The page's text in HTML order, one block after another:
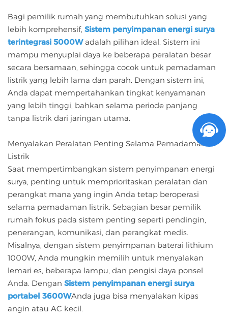
Bagi pemilik rumah yang membutuhkan solusi yang
lebih komprehensif, Sistem penyimpanan energi surya
terintegrasi 5000Wadalah pilihan ideal. Sistem ini
mampu menyuplai daya ke beberapa peralatan besar
secara bersamaan, sehingga cocok untuk pemadaman
listrik yang lebih lama dan parah. Dengan sistem ini,
Anda dapat mempertahankan tingkat kenyamanan
yang lebih tinggi, bahkan selama periode panjang
tanpa listrik dari jaringan utama.
Menyalakan Peralatan Penting Selama Pemadaman
Listrik
Saat mempertimbangkan sistem penyimpanan energi
surya, penting untuk memprioritaskan peralatan dan
perangkat mana yang ingin Anda tetap beroperasi
selama pemadaman listrik. Sebagian besar pemilik
rumah fokus pada sistem penting seperti pendingin,
penerangan, komunikasi, dan perangkat medis.
Misalnya, dengan sistem penyimpanan baterai lithium
1000W, Anda mungkin memilih untuk menyalakan
lemari es, beberapa lampu, dan pengisi daya ponsel
Anda. Dengan Sistem penyimpanan energi surya
portabel 3600WAnda juga bisa menyalakan kipas
angin atau AC kecil.